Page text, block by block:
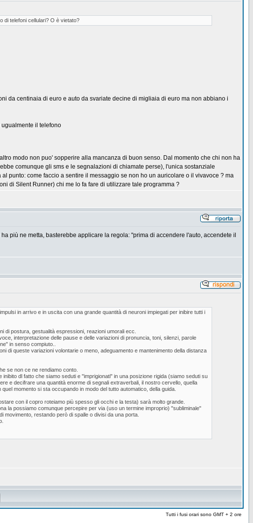
di telefoni cellulari? O è vietato?
da centinaia di euro e auto da svariate decine di migliaia di euro ma non abbiano i
il telefono
modo non puo' sopperire alla mancanza di buon senso. Dal momento che chi non ha
comunque gli sms e le segnalazioni di chiamate perse), l'unica sostanziale
punto: come faccio a sentire il messaggio se non ho un auricolare o il vivavoce ? ma
di Silent Runner) chi me lo fa fare di utilizzare tale programma ?
più ne metta, basterebbe applicare la regola: "prima di accendere l'auto, accendete il
in arrivo e in uscita con una grande quantità di neuroni impiegati per inibire tutti i
di postura, gestualità espressioni, reazioni umorali ecc.
interpretazione delle pause e delle variazioni di pronuncia, toni, silenzi, parole
in senso compiuto..
di queste variazioni volontarie o meno, adeguamento e mantenimento della distanza
se non ce ne rendiamo conto.
dl fatto che siamo seduti e "imprigionati" in una posizione rigida (siamo seduti su
e decifrare una quantità enorme di segnali extraverbali, il nostro cervello, quella
momento si sta occupando in modo del tutto automatico, della guida.
con il copro roteiamo più spesso gli occhi e la testa) sarà molto grande.
la possiamo comunque percepire per via (uso un termine improprio) "subliminale"
movimento, restando però di spalle o divisi da una porta.
Tutti i fusi orari sono GMT + 2 ore